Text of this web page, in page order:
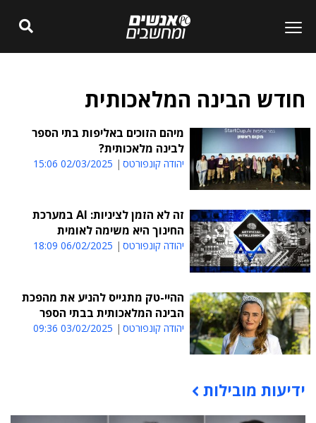
חודש הבינה המלאכותית
מיהם הזוכים באליפות בתי הספר
לבינה מלאכותית?
יהודה קונפורטס 02/03/2025 15:06
זה לא הזמן לציניות: AI במערכת
החינוך היא משימה לאומית
יהודה קונפורטס 06/02/2025 18:09
ההיי-טק מתגייס להניע את מהפכת
הבינה המלאכותית בבתי הספר
יהודה קונפורטס 03/02/2025 09:36
תוכן פרסומי
ידיעות מובילות